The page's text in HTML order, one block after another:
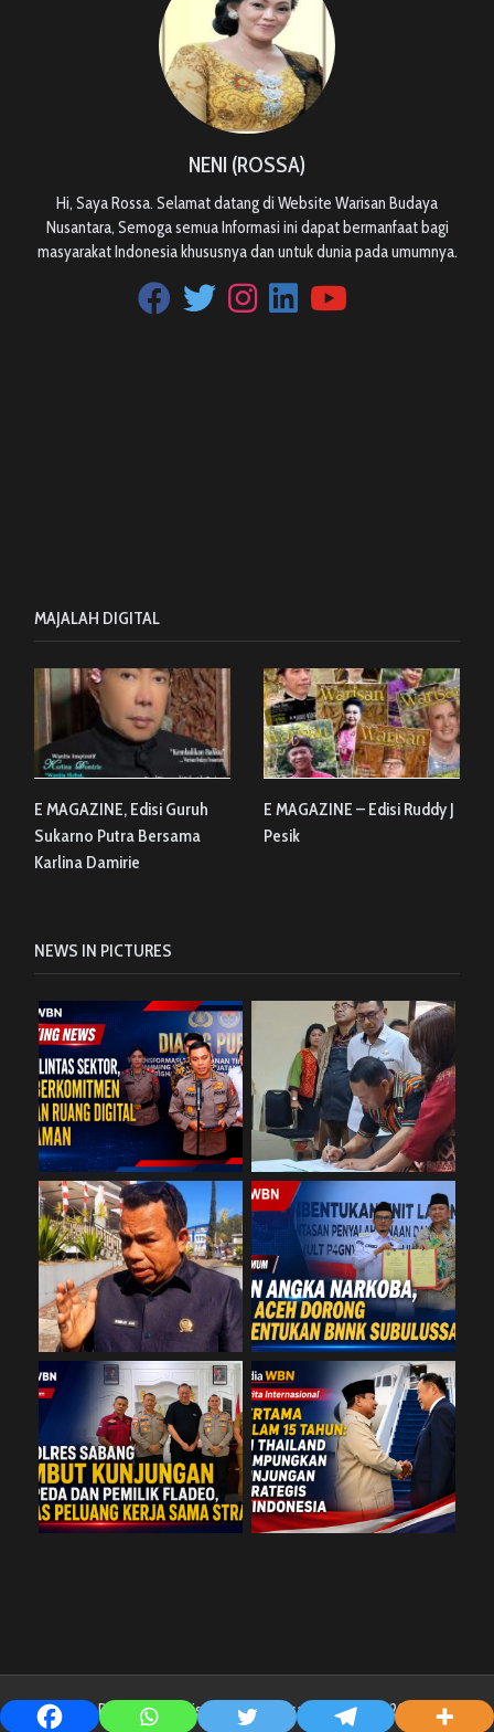
NENI (ROSSA)
Hi, Saya Rossa. Selamat datang di Website Warisan Budaya
Nusantara, Semoga semua Informasi ini dapat bermanfaat bagi
masyarakat Indonesia khususnya dan untuk dunia pada umumnya.
MAJALAH DIGITAL
E MAGAZINE, Edisi Guruh
Sukarno Putra Bersama
Karlina Damirie
E MAGAZINE – Edisi Ruddy J
Pesik
NEWS IN PICTURES
Copyright © PT. Media Warisan Budaya Nusantara @2019-2025 By n'dra